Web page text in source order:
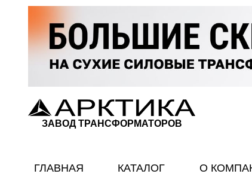
ЗАВОД ТРАНСФОРМАТОРОВ
ГЛАВНАЯ КАТАЛОГ О